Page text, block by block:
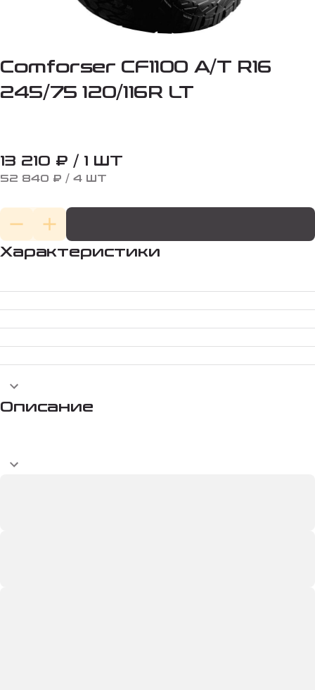
Comforser CF1100 A/T R16
245/75 120/116R LT
13 210 ₽ / 1 ШТ
52 840 ₽ / 4 ШТ
Характеристики
Описание